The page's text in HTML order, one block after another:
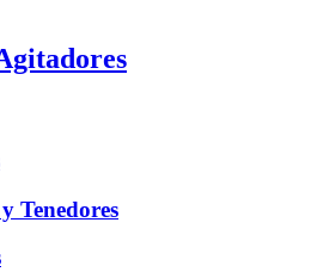
Tenedores